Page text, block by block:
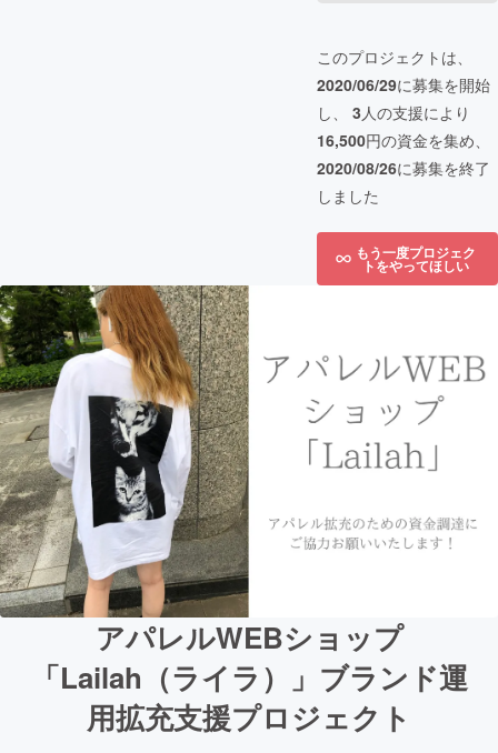
このプロジェクトは、
2020/06/29に募集を開始
し、 3人の支援により
16,500円の資金を集め、
2020/08/26に募集を終了
しました
もう一度プロジェク
トをやってほしい
アパレルWEBショップ
「Lailah（ライラ）」ブランド運
用拡充支援プロジェクト